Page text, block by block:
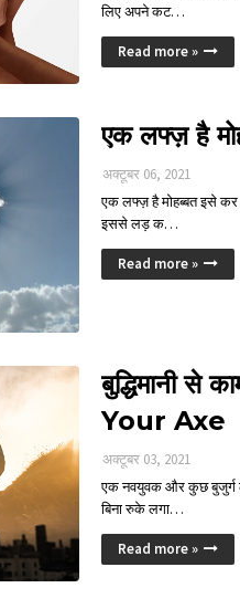
लिए अपने कट…
Read more »
एक लफ्ज़ है
अक्टूबर 06, 2021
एक लफ्ज़ है मोहब्बत इसे
इससे लड़ क…
Read more »
बुद्धिमानी
Your Axe
अक्टूबर 03, 2021
एक नवयुवक और कुछ बुजुर्ग
बिना रुके लगा…
Read more »